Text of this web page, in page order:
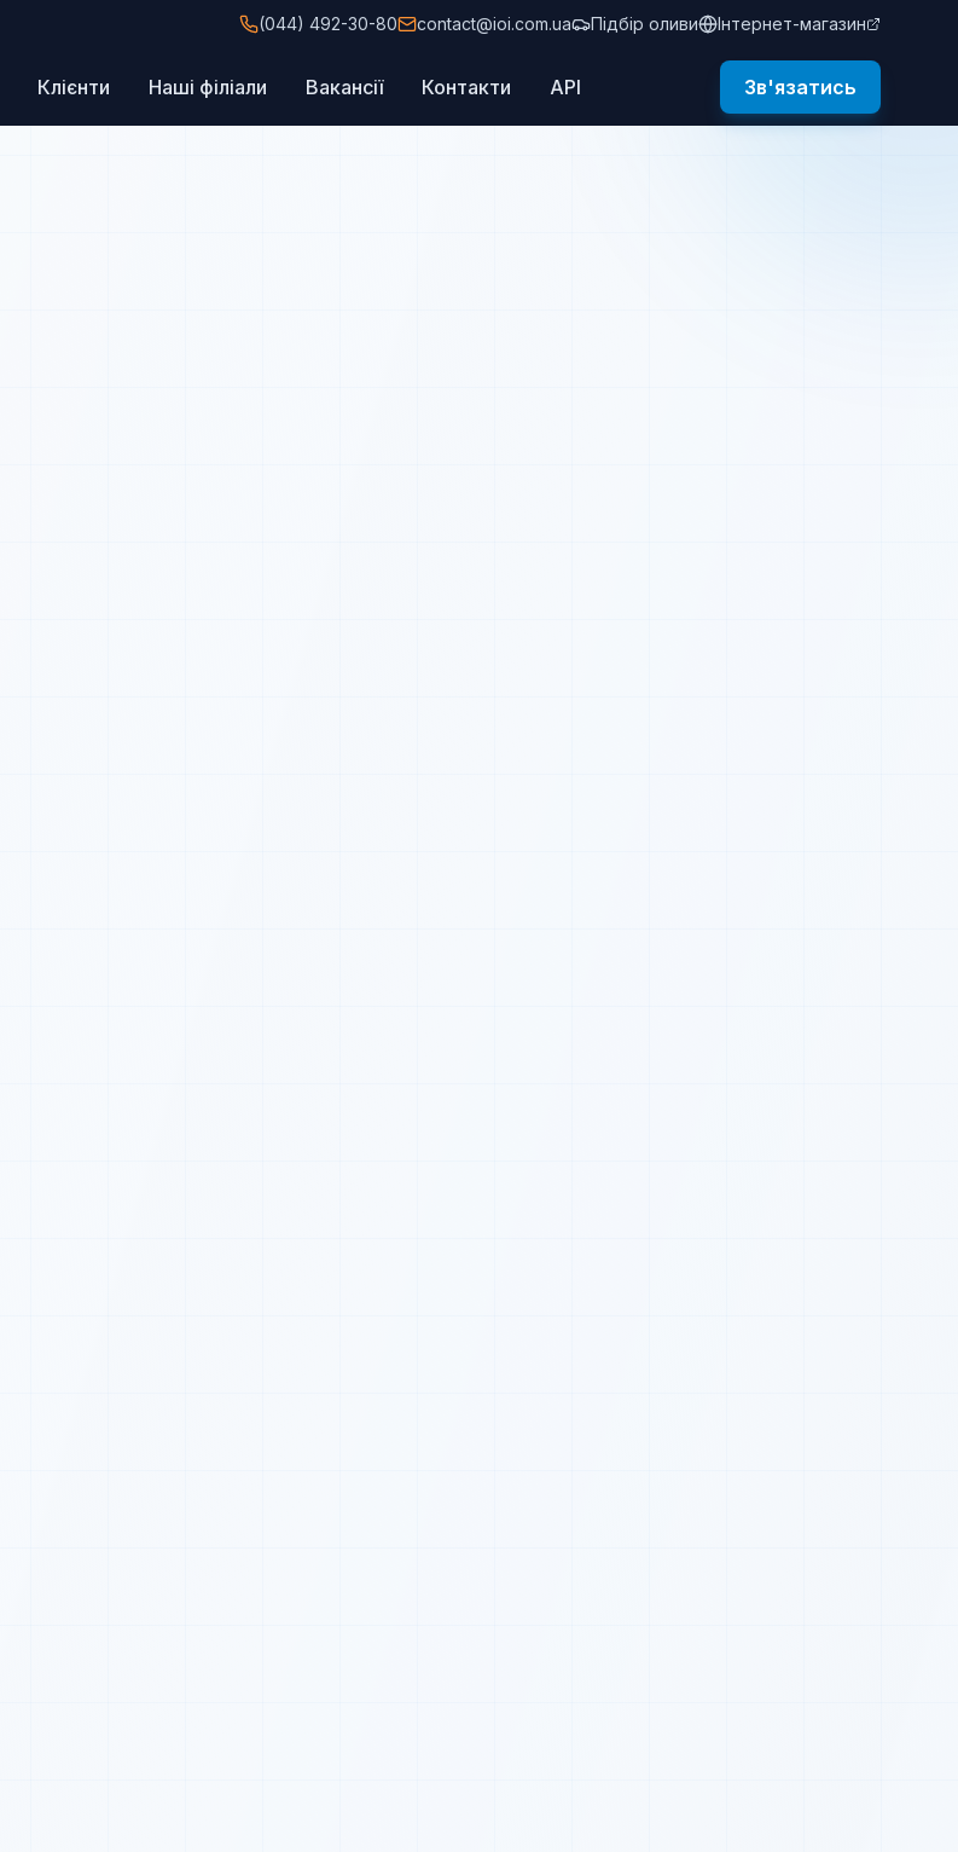
(044) 492-30-80 contact@ioi.com.ua Підбір оливи Інтернет-магазин
Клієнти Наші філіали Вакансії Контакти API Зв'язатись